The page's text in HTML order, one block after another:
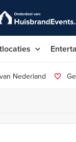
Nederland